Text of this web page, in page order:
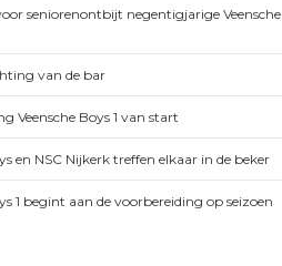
seniorenontbijt negentigjarige Veensche
van de bar
Veensche Boys 1 van start
en NSC Nijkerk treffen elkaar in de beker
1 begint aan de voorbereiding op seizoen